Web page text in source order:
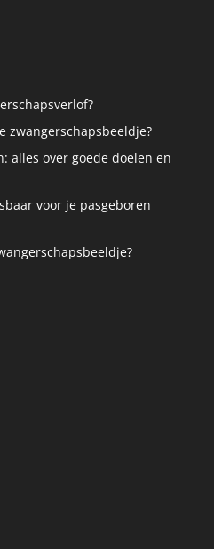
zwangerschapsbeeldje?
alles over goede doelen en
voor je pasgeboren